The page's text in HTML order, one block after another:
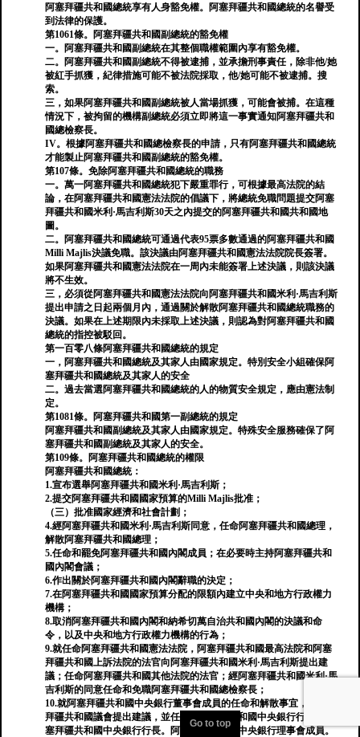
阿塞拜疆共和國總統享有人身豁免權。阿塞拜疆共和國總統的名譽受
到法律的保護。
第1061條。阿塞拜疆共和國副總統的豁免權
一。阿塞拜疆共和國副總統在其整個職權範圍內享有豁免權。
二。阿塞拜疆共和國副總統不得被逮捕，並承擔刑事責任，除非他/她
被紅手抓獲，紀律措施可能不被法院採取，他/她可能不被逮捕。搜
索。
三，如果阿塞拜疆共和國副總統被人當場抓獲，可能會被捕。在這種
情況下，被拘留的機構副總統必須立即將這一事實通知阿塞拜疆共和
國總檢察長。
IV。根據阿塞拜疆共和國總檢察長的申請，只有阿塞拜疆共和國總統
才能製止阿塞拜疆共和國副總統的豁免權。
第107條。免除阿塞拜疆共和國總統的職務
一。萬一阿塞拜疆共和國總統犯下嚴重罪行，可根據最高法院的結
論，在阿塞拜疆共和國憲法法院的倡議下，將總統免職問題提交阿塞
拜疆共和國米利·馬吉利斯30天之內提交的阿塞拜疆共和國共和國地
圖。
二。阿塞拜疆共和國總統可通過代表95票多數通過的阿塞拜疆共和國
Milli Majlis決議免職。該決議由阿塞拜疆共和國憲法法院院長簽署。
如果阿塞拜疆共和國憲法法院在一周內未能簽署上述決議，則該決議
將不生效。
三，必須從阿塞拜疆共和國憲法法院向阿塞拜疆共和國米利·馬吉利斯
提出申請之日起兩個月內，通過關於解散阿塞拜疆共和國總統職務的
決議。如果在上述期限內未採取上述決議，則認為對阿塞拜疆共和國
總統的指控被駁回。
第一百零八條阿塞拜疆共和國總統的規定
一，阿塞拜疆共和國總統及其家人由國家規定。特別安全小組確保阿
塞拜疆共和國總統及其家人的安全
二。過去當選阿塞拜疆共和國總統的人的物質安全規定，應由憲法制
定。
第1081條。阿塞拜疆共和國第一副總統的規定
阿塞拜疆共和國副總統及其家人由國家規定。特殊安全服務確保了阿
塞拜疆共和國副總統及其家人的安全。
第109條。阿塞拜疆共和國總統的權限
阿塞拜疆共和國總統：
1.宣布選舉阿塞拜疆共和國米利·馬吉利斯；
2.提交阿塞拜疆共和國國家預算的Milli Majlis批准；
（三）批准國家經濟和社會計劃；
4.經阿塞拜疆共和國米利·馬吉利斯同意，任命阿塞拜疆共和國總理，
解散阿塞拜疆共和國總理；
5.任命和罷免阿塞拜疆共和國內閣成員；在必要時主持阿塞拜疆共和
國內閣會議；
6.作出關於阿塞拜疆共和國內閣辭職的決定；
7.在阿塞拜疆共和國國家預算分配的限額內建立中央和地方行政權力
機構；
8.取消阿塞拜疆共和國內閣和納希切萬自治共和國內閣的決議和命
令，以及中央和地方行政權力機構的行為；
9.就任命阿塞拜疆共和國憲法法院，阿塞拜疆共和國最高法院和阿塞
拜疆共和國上訴法院的法官向阿塞拜疆共和國米利·馬吉利斯提出建
議；任命阿塞拜疆共和國其他法院的法官；經阿塞拜疆共和國米利·馬
吉利斯的同意任命和免職阿塞拜疆共和國總檢察長；
10.就阿塞拜疆共和國中央銀行董事會成員的任命和解散事宜，向阿塞
拜疆共和國議會提出建議，並任命阿塞拜疆共和國中央銀行行長為阿
塞拜疆共和國中央銀行行長。阿塞拜疆共和國中央銀行理事會成員。
Go to top